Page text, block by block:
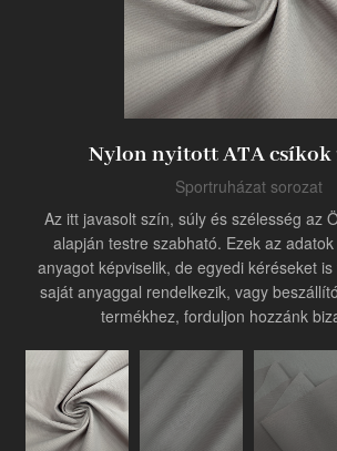
Ipari innovátor
Nylon nyitott ATA csíkok
Sportruházat sorozat
Az itt javasolt szín, súly és szélesség az
alapján testre szabható. Ezek az
anyagot képviselik, de egyedi kéréseket
saját anyaggal rendelkezik, vagy
termékhez, forduljon hozzánk